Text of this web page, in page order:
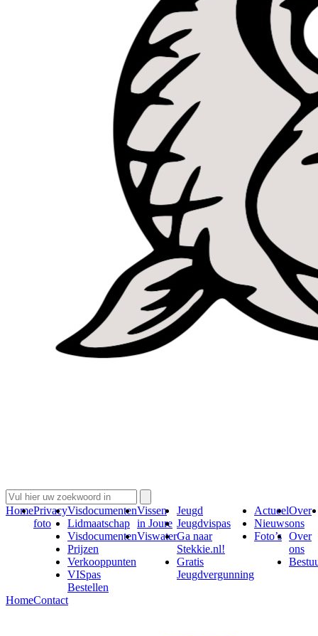
HomePrivacy
foto
Visdocumenten
Lidmaatschap
Visdocumenten
Prijzen
Verkooppunten
VISpas
Bestellen
Vissen
in Joure
Viswater
Jeugd
Jeugdvispas
Ga naar
Stekkie.nl!
Gratis
Jeugdvergunning
Actueel
Nieuws
Foto’s
Over
ons
Over
ons
HomeContact